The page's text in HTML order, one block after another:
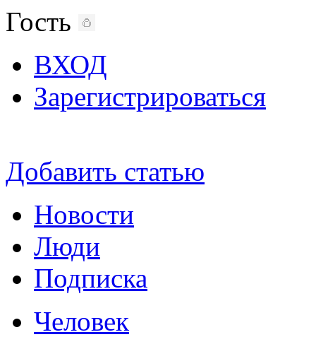
Гость
ВХОД
Зарегистрироваться
Добавить статью
Новости
Люди
Подписка
Человек